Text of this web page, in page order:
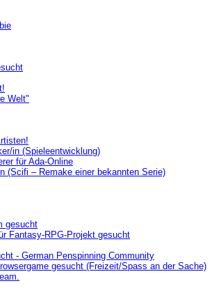
Welt"
in (Spieleentwicklung)
für Ada-Online
(Scifi – Remake einer bekannten Serie)
gesucht
Fantasy-RPG-Projekt gesucht
- German Penspinning Community
gesucht (Freizeit/Spass an der Sache)